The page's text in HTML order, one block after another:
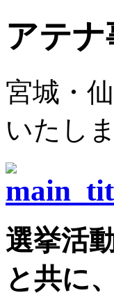
アテ
宮城・
いたしま
選挙活
と共に